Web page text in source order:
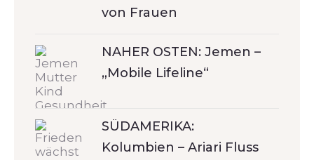
von Frauen
NAHER OSTEN: Jemen –
„Mobile Lifeline“
SÜDAMERIKA:
Kolumbien – Ariari Fluss